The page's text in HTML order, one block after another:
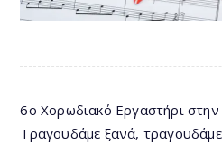
6ο Χορωδιακό Εργαστήρι
Τραγουδάμε ξανά,